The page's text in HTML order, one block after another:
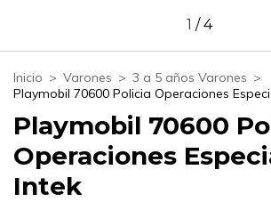
1 /4
Inicio > Varones > 3 a 5 años Varones >
Playmobil 70600 Policia Operaciones
Playmobil 70600
Operaciones
Intek